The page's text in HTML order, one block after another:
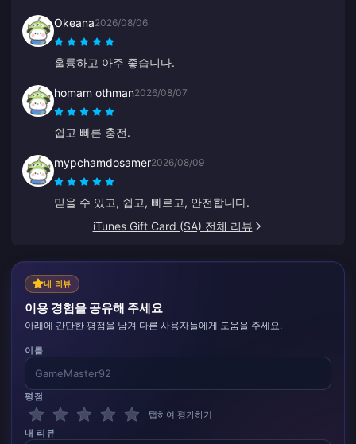
다. 고객 지원 응대가 더 빠르면 훨씬 좋을 것 같습니다.
Okeana2026/08/06
훌륭하고 아주 좋습니다.
homam othman2026/08/07
쉽고 빠른 충전.
mypchamdosamer2026/08/09
믿을 수 있고, 쉽고, 빠르고, 안전합니다.
iTunes Gift Card (SA) 전체 리뷰
내 리뷰
이용 경험을 공유해 주세요
아래에 간단한 평점을 남겨 다른 사용자들에게 도움을 주세요.
이름
평점
탭하여 평가하기
내 리뷰